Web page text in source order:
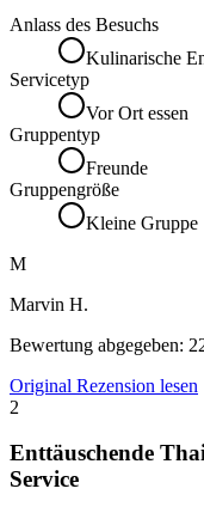
Anlass des Besuchs
Kulinarische
Servicetyp
Vor Ort essen
Gruppentyp
Freunde
Gruppengröße
Kleine Gruppe
M
Marvin H.
Bewertung abgegeben:
Original Rezension lesen
2
Enttäuschende
Service